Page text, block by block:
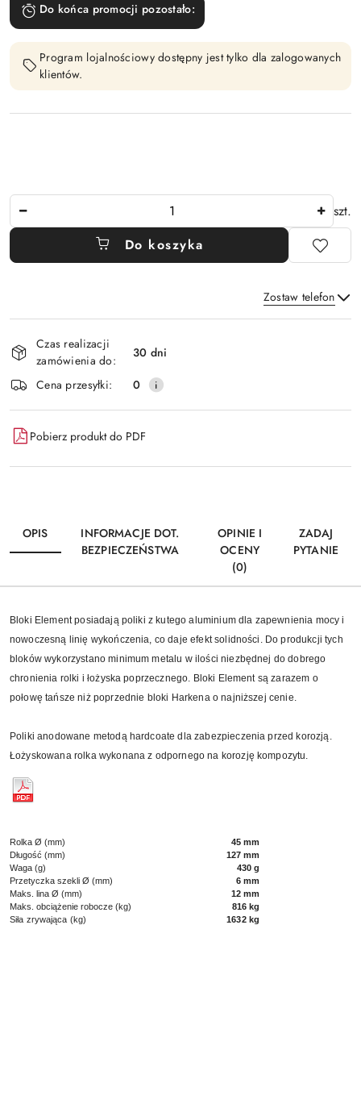
Do końca promocji pozostało:
Program lojalnościowy dostępny jest tylko dla zalogowanych
klientów.
szt.
Do koszyka
Zostaw telefon
i
dostawa
Czas realizacji
zamówienia do:
30 dni
Cena przesyłki:
0
Pobierz produkt do PDF
OPIS
INFORMACJE DOT.
BEZPIECZEŃSTWA
OPINIE I
OCENY
(0)
ZADAJ
PYTANIE
Bloki Element posiadają poliki z kutego aluminium dla zapewnienia mocy i
nowoczesną linię wykończenia, co daje efekt solidności. Do produkcji tych
bloków wykorzystano minimum metalu w ilości niezbędnej do dobrego
chronienia rolki i łożyska poprzecznego. Bloki Element są zarazem o
połowę tańsze niż poprzednie bloki Harkena o najniższej cenie.
Poliki anodowane metodą hardcoate dla zabezpieczenia przed korozją.
Łożyskowana rolka wykonana z odpornego na korozję kompozytu.
Rolka Ø (mm)
45 mm
Długość (mm)
127 mm
Waga (g)
430 g
Przetyczka szekli Ø (mm)
6 mm
Maks. lina Ø (mm)
12 mm
Maks. obciążenie robocze (kg)
816 kg
Siła zrywająca (kg)
1632 kg